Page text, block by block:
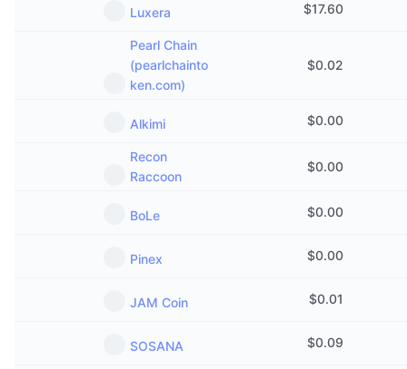
Обща NFT статистика
Предстоящи продажби
Ликвидации
Диамантени награди
ICO календар
Календар на събитията
Luxera $17.60
Pearl Chain
(pearlchainto
ken.com)
$0.02
Alkimi $0.00
Recon
Raccoon
$0.00
BoLe $0.00
Pinex $0.00
JAM Coin $0.01
SOSANA $0.09